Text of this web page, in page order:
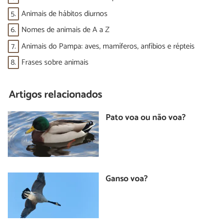
5. Animais de hábitos diurnos
6. Nomes de animais de A a Z
7. Animais do Pampa: aves, mamíferos, anfíbios e répteis
8. Frases sobre animais
Artigos relacionados
Pato voa ou não voa?
Ganso voa?